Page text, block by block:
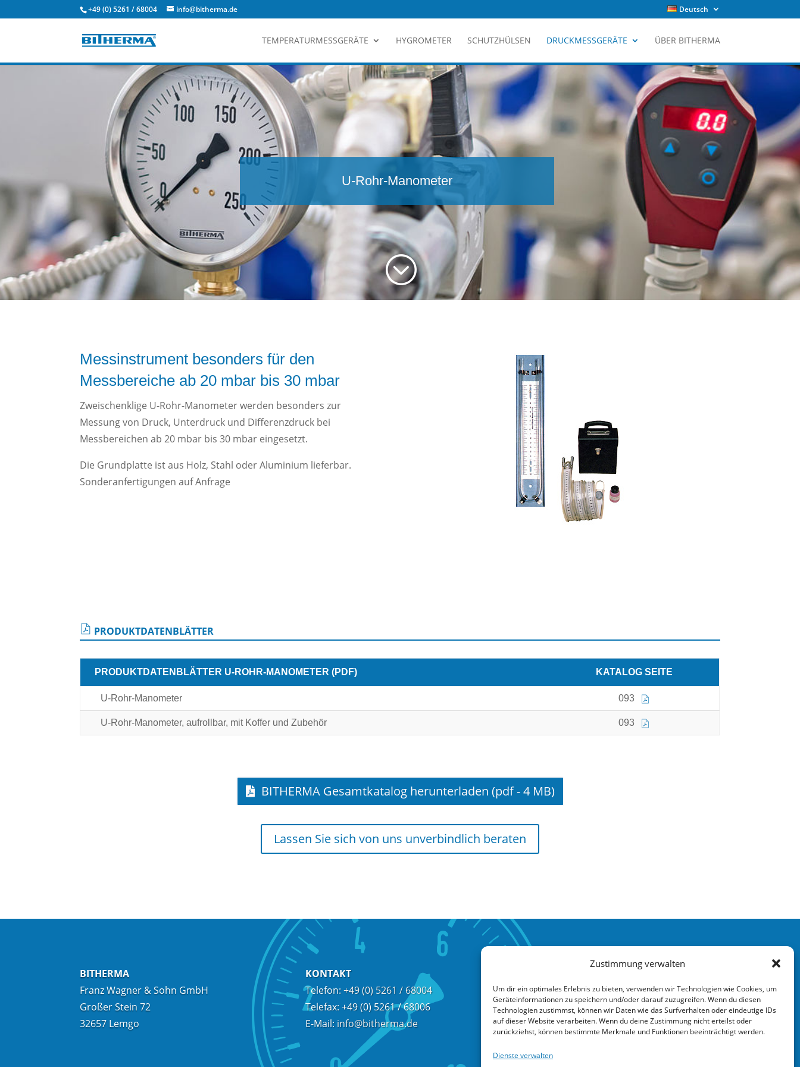
Zustimmung verwalten
Um dir ein optimales Erlebnis zu bieten, verwenden wir Technologien wie Cookies, um
Geräteinformationen zu speichern und/oder darauf zuzugreifen. Wenn du diesen
Technologien zustimmst, können wir Daten wie das Surfverhalten oder eindeutige IDs
auf dieser Website verarbeiten. Wenn du deine Zustimmung nicht erteilst oder
zurückziehst, können bestimmte Merkmale und Funktionen beeinträchtigt werden.
Dienste verwalten
+49 (0) 5261 / 68004 info@bitherma.de Deutsch
TEMPERATURMESSGERÄTE HYGROMETER SCHUTZHÜLSEN DRUCKMESSGERÄTE ÜBER BITHERMA
U-Rohr-Manometer
;
Messinstrument besonders für den
Messbereiche ab 20 mbar bis 30 mbar
Zweischenklige U-Rohr-Manometer werden besonders zur
Messung von Druck, Unterdruck und Differenzdruck bei
Messbereichen ab 20 mbar bis 30 mbar eingesetzt.
Die Grundplatte ist aus Holz, Stahl oder Aluminium lieferbar.
Sonderanfertigungen auf Anfrage
PRODUKTDATENBLÄTTER
PRODUKTDATENBLÄTTER U-ROHR-MANOMETER (PDF) KATALOG SEITE
U-Rohr-Manometer 093
U-Rohr-Manometer, aufrollbar, mit Koffer und Zubehör 093
BITHERMA Gesamtkatalog herunterladen (pdf - 4 MB)
Lassen Sie sich von uns unverbindlich beraten
BITHERMA
Franz Wagner & Sohn GmbH
Großer Stein 72
32657 Lemgo
KONTAKT
Telefon: +49 (0) 5261 / 68004
Telefax: +49 (0) 5261 / 68006
E-Mail: info@bitherma.de
Impressum
Datenschutz
EU Cookie Richtlinie
Barrierefreiheit